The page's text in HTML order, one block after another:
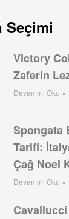
Seçimi
Victory
Zaferin
Devamını Oku »
Spongata
Tarifi:
Çağ Noel
Devamını Oku »